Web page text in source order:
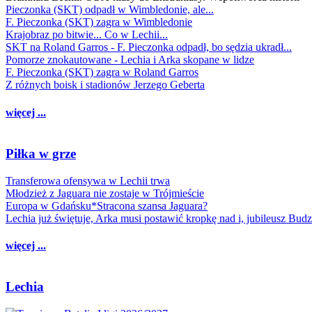
Pieczonka (SKT) odpadł w Wimbledonie, ale...
F. Pieczonka (SKT) zagra w Wimbledonie
Krajobraz po bitwie... Co w Lechii...
SKT na Roland Garros - F. Pieczonka odpadł, bo sędzia ukradł...
Pomorze znokautowane - Lechia i Arka skopane w lidze
F. Pieczonka (SKT) zagra w Roland Garros
Z różnych boisk i stadionów Jerzego Geberta
więcej ...
Piłka w grze
Transferowa ofensywa w Lechii trwa
Młodzież z Jaguara nie zostaje w Trójmieście
Europa w Gdańsku*Stracona szansa Jaguara?
Lechia już świętuje, Arka musi postawić kropkę nad i, jubileusz
więcej ...
Lechia